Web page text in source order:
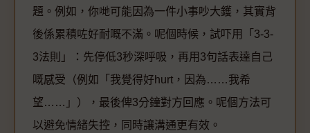
題。例如，你哋可能因為一件小事吵大鑊，其實背
後係累積咗好耐嘅不滿。呢個時候，試吓用「3-3-
3法則」：先停低3秒深呼吸，再用3句話表達自己
嘅感受（例如「我覺得好hurt，因為……我希
望……」），最後俾3分鐘對方回應。呢個方法可
以避免情緒失控，同時讓溝通更有效。